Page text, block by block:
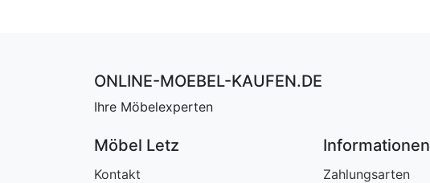
ONLINE-MOEBEL-KAUFEN.DE
Ihre Möbelexperten
Möbel Letz
Kontakt
Informationen
Zahlungsarten